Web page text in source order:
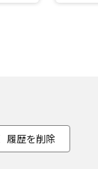
履歴を削除